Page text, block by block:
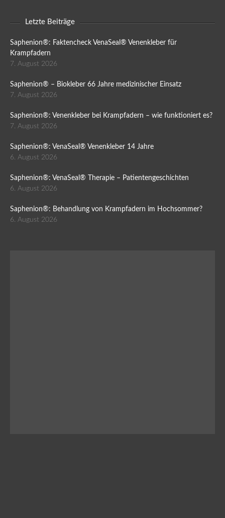
Letzte Beiträge
Saphenion®: Faktencheck VenaSeal® Venenkleber für
Krampfadern
7. August 2026
Saphenion® – Biokleber 66 Jahre medizinischer Einsatz
7. August 2026
Saphenion®: Venenkleber bei Krampfadern – wie funktioniert es?
7. August 2026
Saphenion®: VenaSeal® Venenkleber 14 Jahre
6. August 2026
Saphenion®: VenaSeal® Therapie – Patientengeschichten
6. August 2026
Saphenion®: Behandlung von Krampfadern im Hochsommer?
6. August 2026